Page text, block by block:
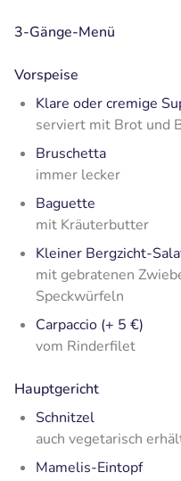
3-Gänge-Menü
Vorspeise
Klare oder cremige
serviert mit Brot und
Bruschetta
immer lecker
Baguette
mit Kräuterbutter
Kleiner Bergzicht-
mit gebratenen
Speckwürfeln
Carpaccio (+ 5 €)
vom Rinderfilet
Hauptgericht
Schnitzel
auch vegetarisch
Mamelis-Eintopf